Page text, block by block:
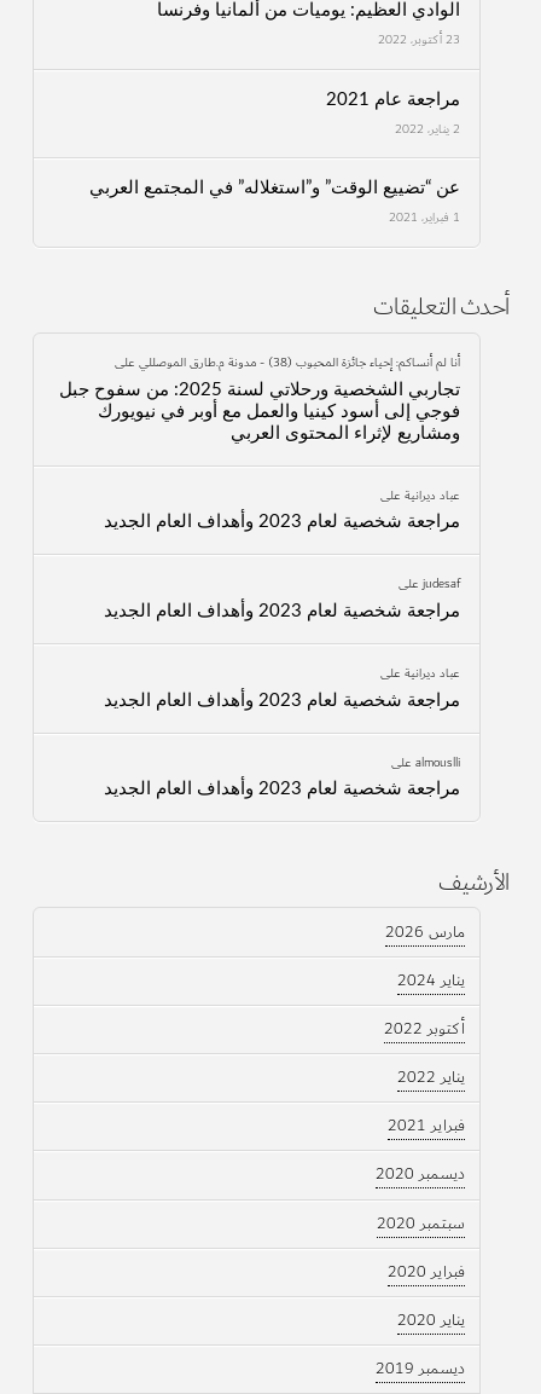
الوادي العظيم: يوميات من ألمانيا وفرنسا
23 أكتوبر، 2022
مراجعة عام 2021
2 يناير، 2022
عن “تضييع الوقت” و”استغلاله” في المجتمع العربي
1 فبراير، 2021
أحدث التعليقات
أنا لم أنساكم: إحياء جائزة المحبوب (38) - مدونة م.طارق الموصللي على
تجاربي الشخصية ورحلاتي لسنة 2025: من سفوح جبل
فوجي إلى أسود كينيا والعمل مع أوبر في نيويورك
ومشاريع لإثراء المحتوى العربي
عباد ديرانيةعلى
مراجعة شخصية لعام 2023 وأهداف العام الجديد
judesafعلى
مراجعة شخصية لعام 2023 وأهداف العام الجديد
عباد ديرانيةعلى
مراجعة شخصية لعام 2023 وأهداف العام الجديد
almouslliعلى
مراجعة شخصية لعام 2023 وأهداف العام الجديد
الأرشيف
مارس 2026
يناير 2024
أكتوبر 2022
يناير 2022
فبراير 2021
ديسمبر 2020
سبتمبر 2020
فبراير 2020
يناير 2020
ديسمبر 2019